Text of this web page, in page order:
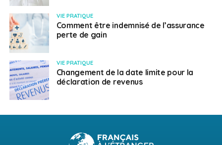
VIE PRATIQUE
Comment être indemnisé de l’assurance
perte de gain
VIE PRATIQUE
Changement de la date limite pour la
déclaration de revenus